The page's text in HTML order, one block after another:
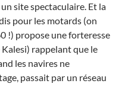
site spectaculaire. Et la
pour les motards (on
!) propose une forteresse
rappelant que le
les navires ne
passait par un réseau